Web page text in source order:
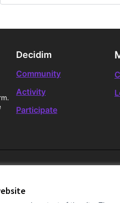
Decidim
Community
Activity
Participate